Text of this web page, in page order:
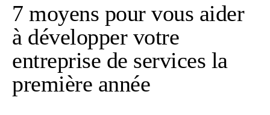
7 moyens pour vous aider
à développer votre
entreprise de services la
première année